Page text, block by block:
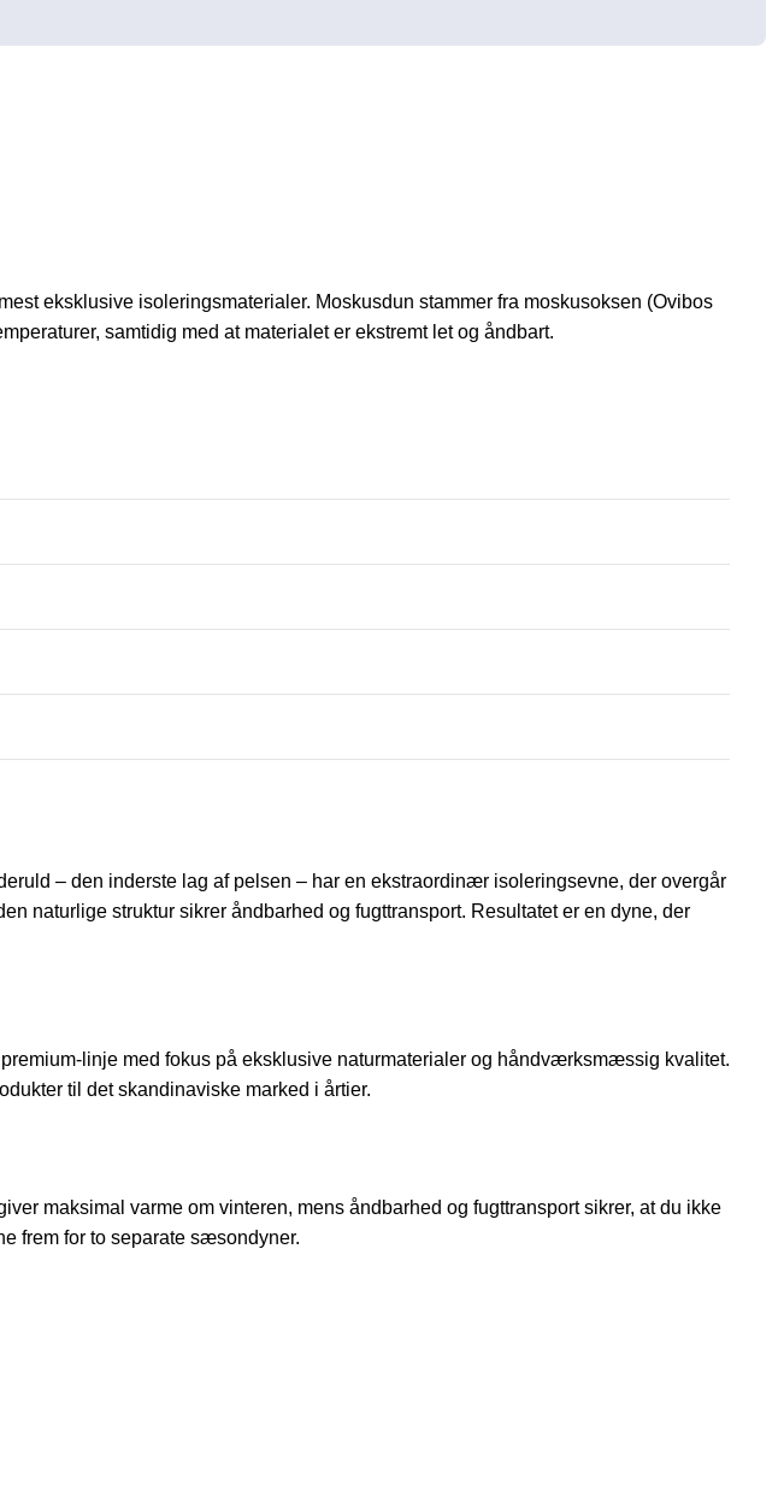
eksklusive isoleringsmaterialer. Moskusdun stammer fra moskusoksen (Ovibos
samtidig med at materialet er ekstremt let og åndbart.
– den inderste lag af pelsen – har en ekstraordinær isoleringsevne, der overgår
naturlige struktur sikrer åndbarhed og fugttransport. Resultatet er en dyne, der
linje med fokus på eksklusive naturmaterialer og håndværksmæssig kvalitet.
til det skandinaviske marked i årtier.
maksimal varme om vinteren, mens åndbarhed og fugt­transport sikrer, at du ikke
frem for to separate sæson­dyner.